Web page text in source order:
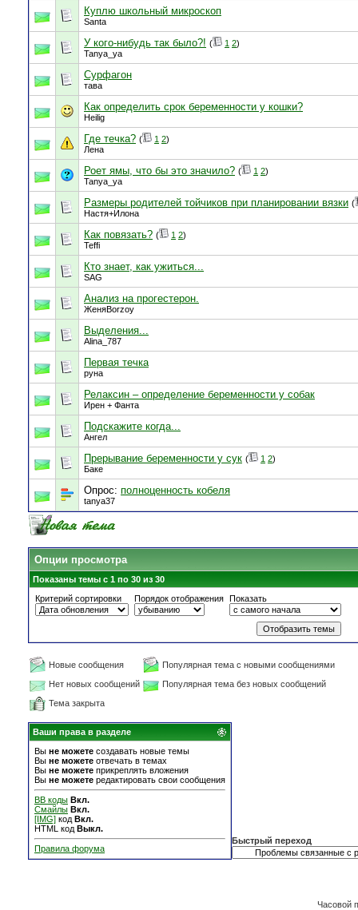
Куплю школьный микроскоп
Santa
У кого-нибудь так было?! ( 1 2)
Tanya_ya
Сурфагон
тава
Как определить срок беременности у кошки?
Heilig
Где течка? ( 1 2)
Лена
Роет ямы, что бы это значило? ( 1 2)
Tanya_ya
Размеры родителей тойчиков при планировании вязки (
Настя+Илона
Как повязать? ( 1 2)
Teffi
Кто знает, как ужиться...
SAG
Анализ на прогестерон.
ЖеняBorzoy
Выделения...
Alina_787
Первая течка
руна
Релаксин – определение беременности у собак
Ирен + Фанта
Подскажите когда...
Ангел
Прерывание беременности у сук ( 1 2)
Баке
Опрос: полноценность кобеля
tanya37
Опции просмотра
Показаны темы с 1 по 30 из 30
Критерий сортировки
Порядок отображения Показать
Новые сообщения
Популярная тема с новыми сообщениями
Нет новых сообщений
Популярная тема без новых сообщений
Тема закрыта
Ваши права в разделе
Вы не можете создавать новые темы
Вы не можете отвечать в темах
Вы не можете прикреплять вложения
Вы не можете редактировать свои сообщения
BB коды Вкл.
Смайлы Вкл.
[IMG] код Вкл.
HTML код Выкл.
Правила форума
Быстрый переход
Часовой